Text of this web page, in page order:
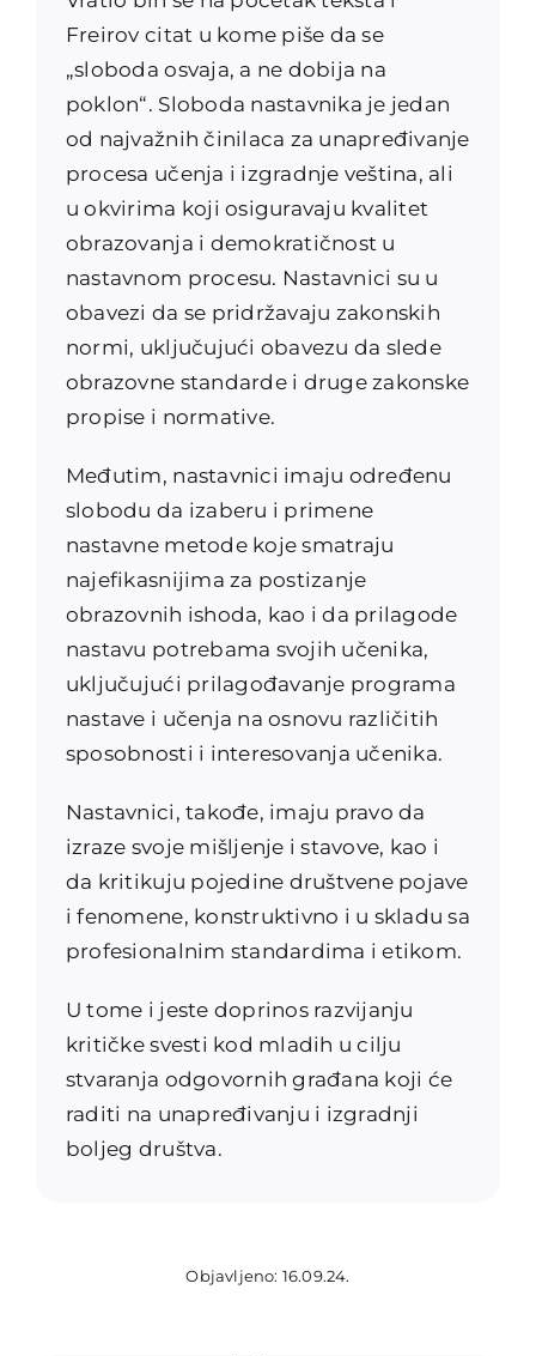
Freirov citat u kome piše da se
„sloboda osvaja, a ne dobija na
poklon“. Sloboda nastavnika je jedan
od najvažnih činilaca za unapređivanje
procesa učenja i izgradnje veština, ali
u okvirima koji osiguravaju kvalitet
obrazovanja i demokratičnost u
nastavnom procesu. Nastavnici su u
obavezi da se pridržavaju zakonskih
normi, uključujući obavezu da slede
obrazovne standarde i druge zakonske
propise i normative.
Međutim, nastavnici imaju određenu
slobodu da izaberu i primene
nastavne metode koje smatraju
najefikasnijima za postizanje
obrazovnih ishoda, kao i da prilagode
nastavu potrebama svojih učenika,
uključujući prilagođavanje programa
nastave i učenja na osnovu različitih
sposobnosti i interesovanja učenika.
Nastavnici, takođe, imaju pravo da
izraze svoje mišljenje i stavove, kao i
da kritikuju pojedine društvene pojave
i fenomene, konstruktivno i u skladu sa
profesionalnim standardima i etikom.
U tome i jeste doprinos razvijanju
kritičke svesti kod mladih u cilju
stvaranja odgovornih građana koji će
raditi na unapređivanju i izgradnji
boljeg društva.
Objavljeno: 16.09.24.